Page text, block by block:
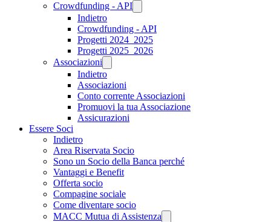
Crowdfunding - API
Indietro
Crowdfunding - API
Progetti 2024_2025
Progetti 2025_2026
Associazioni
Indietro
Associazioni
Conto corrente Associazioni
Promuovi la tua Associazione
Assicurazioni
Essere Soci
Indietro
Area Riservata Socio
Sono un Socio della Banca perché
Vantaggi e Benefit
Offerta socio
Compagine sociale
Come diventare socio
MACC Mutua di Assistenza